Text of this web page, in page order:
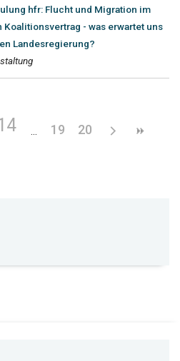
hfr: Flucht und Migration im
Koalitionsvertrag - was erwartet uns
Landesregierung?
19 20